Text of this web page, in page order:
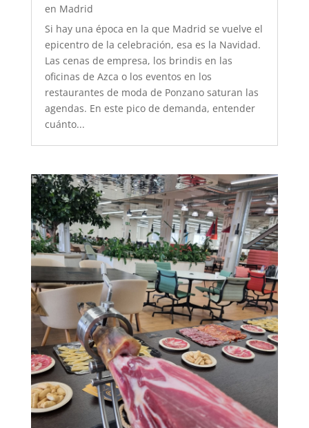
en Madrid
Si hay una época en la que Madrid se vuelve el
epicentro de la celebración, esa es la Navidad.
Las cenas de empresa, los brindis en las
oficinas de Azca o los eventos en los
restaurantes de moda de Ponzano saturan las
agendas. En este pico de demanda, entender
cuánto...